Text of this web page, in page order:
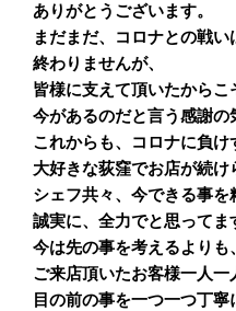
ありがとうございます。
まだまだ、コロナとの戦い
終わりませんが、
皆様に支えて頂いたからこ
今があるのだと言う感謝の
これからも、コロナに負け
大好きな荻窪でお店が続け
シェフ共々、今できる事を
誠実に、全力でと思ってま
今は先の事を考えるよりも、
ご来店頂いたお客様一人
目の前の事を一つ一つ丁寧